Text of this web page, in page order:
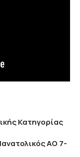
Κατηγορίας
ΑΟ 7-